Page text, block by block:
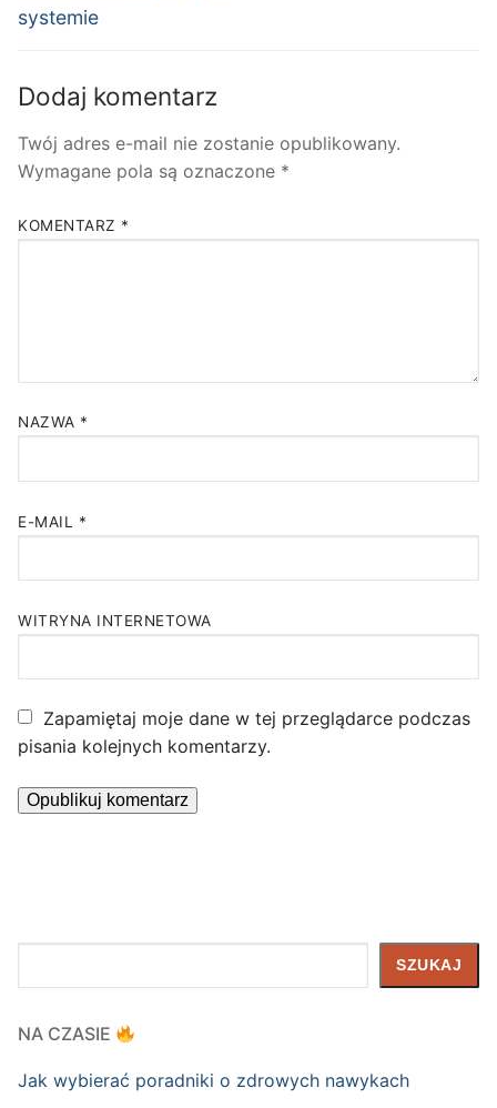
systemie
Dodaj komentarz
Twój adres e-mail nie zostanie opublikowany.
Wymagane pola są oznaczone *
KOMENTARZ *
NAZWA *
E-MAIL *
WITRYNA INTERNETOWA
Zapamiętaj moje dane w tej przeglądarce podczas
pisania kolejnych komentarzy.
SZUKAJ
NA CZASIE
Jak wybierać poradniki o zdrowych nawykach